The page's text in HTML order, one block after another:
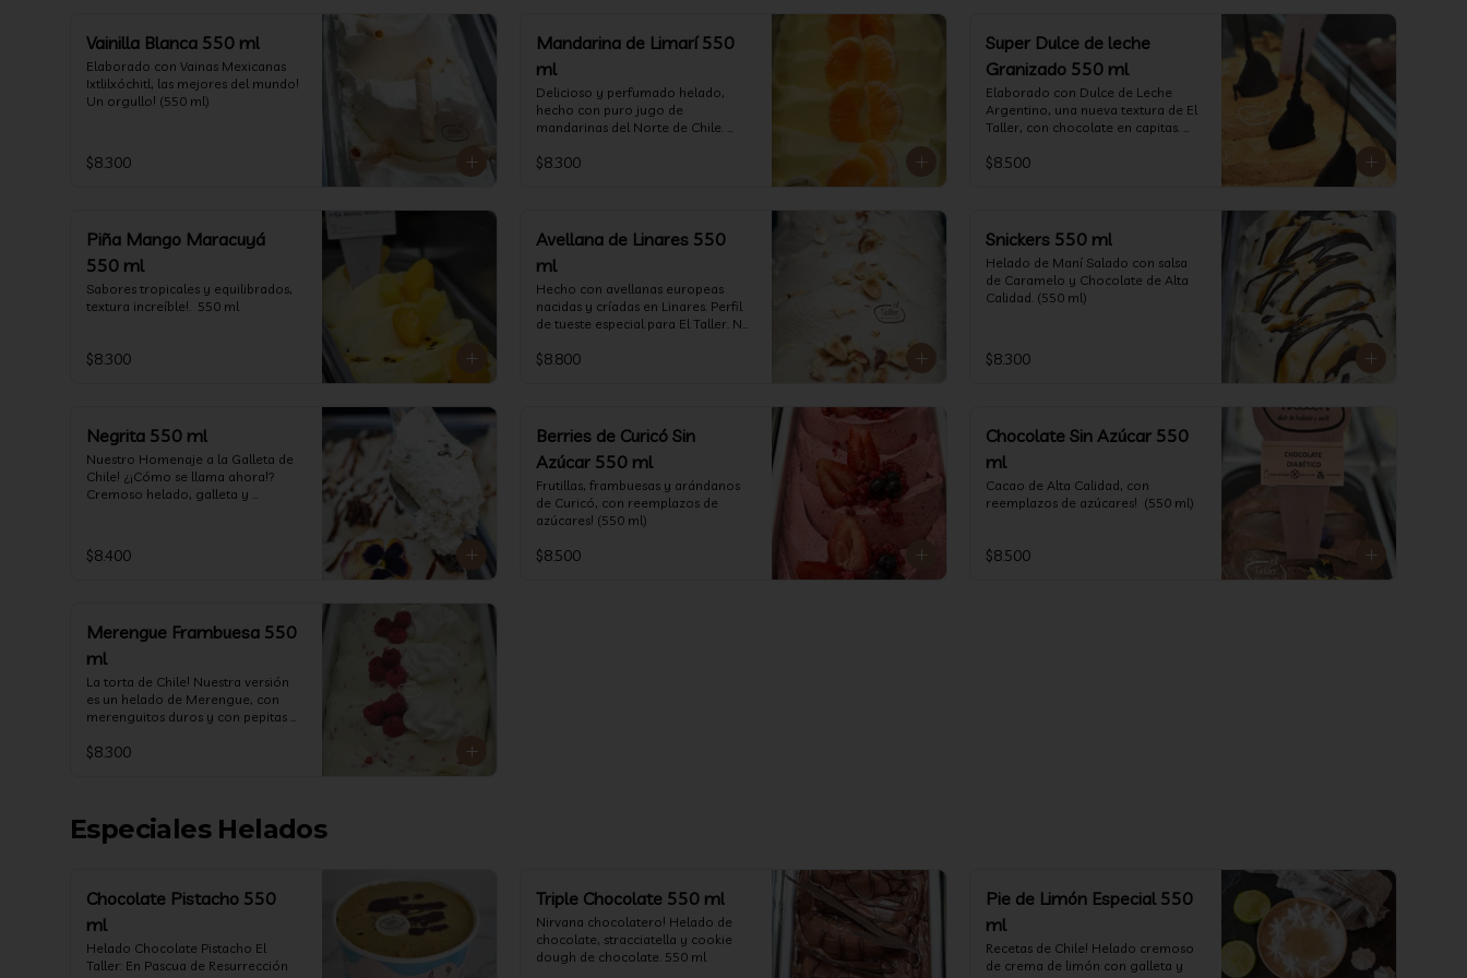
Vainilla Blanca 550 ml
Elaborado con Vainas Mexicanas
Ixtlilxóchitl, las mejores del mundo!
Un orgullo! (550 ml)
$8.300
Mandarina de Limarí 550
ml
Delicioso y perfumado helado,
hecho con puro jugo de
mandarinas del Norte de Chile.
$8.300
Super Dulce de leche
Granizado 550 ml
Elaborado con Dulce de Leche
Argentino, una nueva textura de El
Taller, con chocolate en capitas.
$8.500
Piña Mango Maracuyá
550 ml
Sabores tropicales y equilibrados,
textura increíble!.  550 ml
$8.300
Avellana de Linares 550
ml
Hecho con avellanas europeas
nacidas y críadas en Linares. Perfil
de tueste especial para El Taller. No
$8.800
Snickers 550 ml
Helado de Maní Salado con salsa
de Caramelo y Chocolate de Alta
Calidad. (550 ml)
$8.300
Negrita 550 ml
Nuestro Homenaje a la Galleta de
Chile! ¿¡Cómo se llama ahora!?
Cremoso helado, galleta y
$8.400
Berries de Curicó Sin
Azúcar 550 ml
Frutillas, frambuesas y arándanos
de Curicó, con reemplazos de
azúcares! (550 ml)
$8.500
Chocolate Sin Azúcar 550
ml
Cacao de Alta Calidad, con
reemplazos de azúcares!  (550 ml)
$8.500
Merengue Frambuesa 550
ml
La torta de Chile! Nuestra versión
es un helado de Merengue, con
merenguitos duros y con pepitas
$8.300
Especiales Helados
Chocolate Pistacho 550
ml
Helado Chocolate Pistacho El
Taller: En Pascua de Resurrección
Triple Chocolate 550 ml
Nirvana chocolatero! Helado de
chocolate, stracciatella y cookie
dough de chocolate. 550 ml
Pie de Limón Especial 550
ml
Recetas de Chile! Helado cremoso
de crema de limón con galleta y